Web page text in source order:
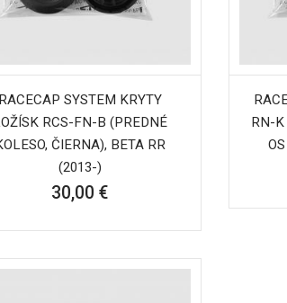
RACECAP SYSTEM KRYTY
RCS-FN-B (PREDNÉ
ČIERNA), BETA RR
(2013-)
30,00 €
RN-K